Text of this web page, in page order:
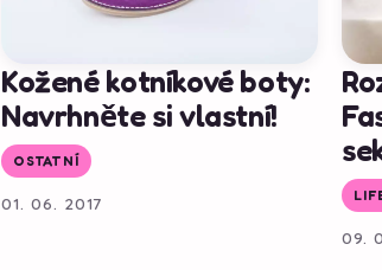
Kožené kotníkové boty:
Navrhněte si vlastní!
OSTATNÍ
01. 06. 2017
09.